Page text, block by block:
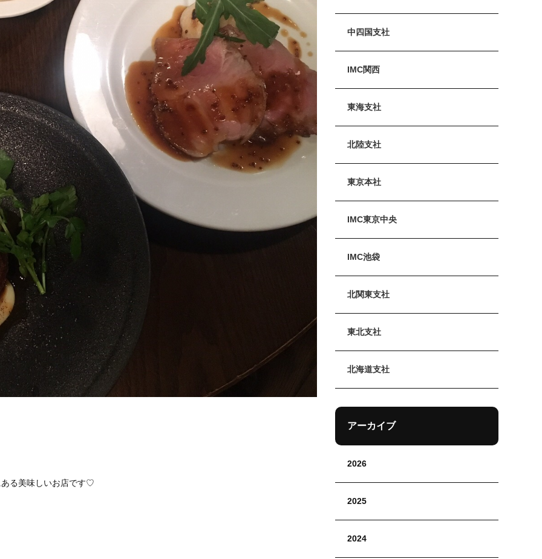
る美味しいお店です♡
中四国支社
IMC関西
東海支社
北陸支社
東京本社
IMC東京中央
IMC池袋
北関東支社
東北支社
北海道支社
アーカイブ
2026
2025
2024